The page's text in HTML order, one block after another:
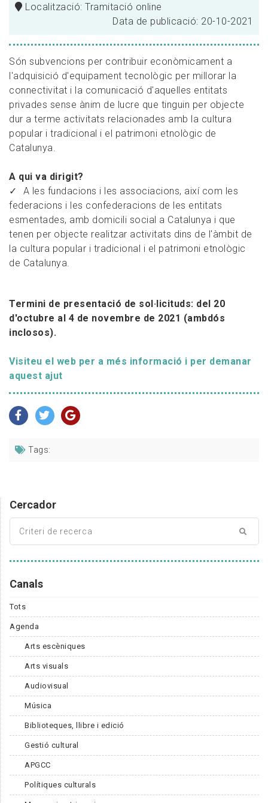
Localització: Tramitació online
Data de publicació: 20-10-2021
Són subvencions per contribuir econòmicament a
l'adquisició d'equipament tecnològic per millorar la
connectivitat i la comunicació d'aquelles entitats
privades sense ànim de lucre que tinguin per objecte
dur a terme activitats relacionades amb la cultura
popular i tradicional i el patrimoni etnològic de
Catalunya.
A qui va dirigit?
A les fundacions i les associacions, així com les
federacions i les confederacions de les entitats
esmentades, amb domicili social a Catalunya i que
tenen per objecte realitzar activitats dins de l'àmbit de
la cultura popular i tradicional i el patrimoni etnològic
de Catalunya.
Termini de presentació de sol·licituds: del 20
d'octubre al 4 de novembre de 2021 (ambdós
inclosos).
Visiteu el web per a més informació i per demanar
aquest ajut
Tags:
Cercador
Canals
Tots
Agenda
Arts escèniques
Arts visuals
Audiovisual
Música
Biblioteques, llibre i edició
Gestió cultural
APGCC
Polítiques culturals